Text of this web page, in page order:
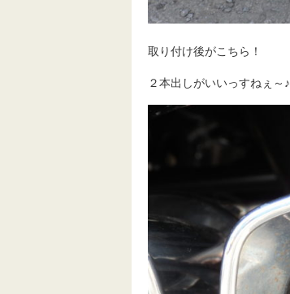
取り付け後がこちら！
２本出しがいいっすねぇ～♪